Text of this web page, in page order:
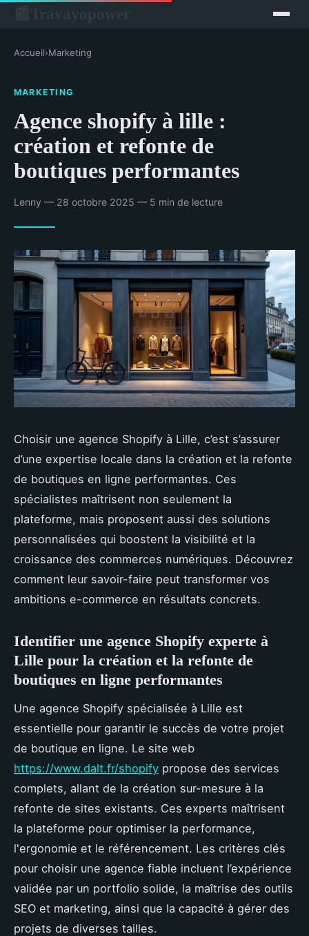
Accueil›Marketing
MARKETING
Agence shopify à lille :
création et refonte de
boutiques performantes
Lenny — 28 octobre 2025 — 5 min de lecture
Choisir une agence Shopify à Lille, c’est s’assurer
d’une expertise locale dans la création et la refonte
de boutiques en ligne performantes. Ces
spécialistes maîtrisent non seulement la
plateforme, mais proposent aussi des solutions
personnalisées qui boostent la visibilité et la
croissance des commerces numériques. Découvrez
comment leur savoir-faire peut transformer vos
ambitions e-commerce en résultats concrets.
Identifier une agence Shopify experte à
Lille pour la création et la refonte de
boutiques en ligne performantes
Une agence Shopify spécialisée à Lille est
essentielle pour garantir le succès de votre projet
de boutique en ligne. Le site web
https://www.dalt.fr/shopify propose des services
complets, allant de la création sur-mesure à la
refonte de sites existants. Ces experts maîtrisent
la plateforme pour optimiser la performance,
l'ergonomie et le référencement. Les critères clés
pour choisir une agence fiable incluent l’expérience
validée par un portfolio solide, la maîtrise des outils
SEO et marketing, ainsi que la capacité à gérer des
projets de diverses tailles.